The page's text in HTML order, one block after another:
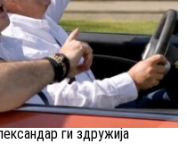
ги здружија